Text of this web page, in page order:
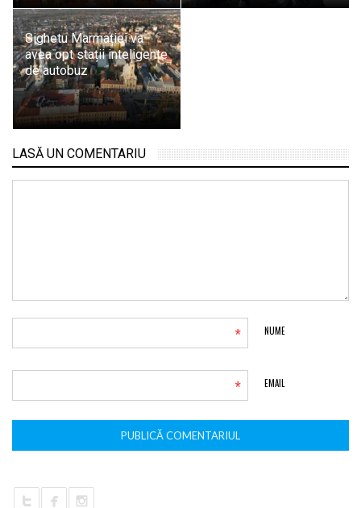
Sighetu Marmației va
avea opt stații inteligente
de autobuz
LASĂ UN COMENTARIU
NUME
*
EMAIL
*